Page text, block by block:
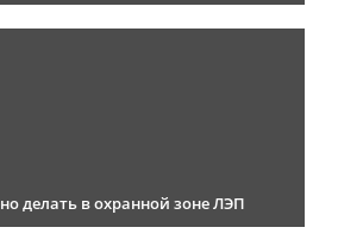
делать в охранной зоне ЛЭП